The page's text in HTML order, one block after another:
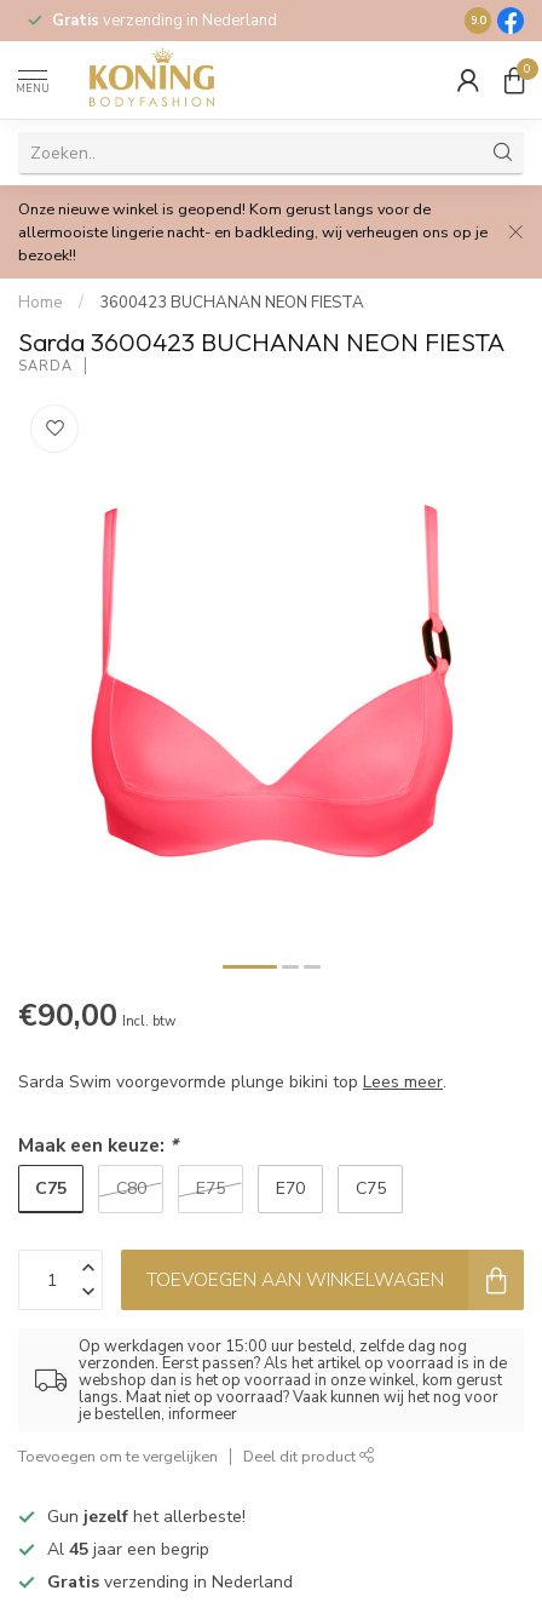
Gratis verzending in Nederland Op
verzonden!
9.0
MENU
0
Onze nieuwe winkel is geopend! Kom gerust langs voor de
allermooiste lingerie nacht- en badkleding, wij verheugen ons op je
bezoek!!
Home / 3600423 BUCHANAN NEON FIESTA
Sarda 3600423 BUCHANAN NEON FIESTA
SARDA
€90,00 Incl. btw
Sarda Swim voorgevormde plunge bikini top Lees meer.
Maak een keuze: *
C75 C80 E75 E70 C75
TOEVOEGEN AAN WINKELWAGEN
Op werkdagen voor 15:00 uur besteld, zelfde dag nog
verzonden. Eerst passen? Als het artikel op voorraad is in de
webshop dan is het op voorraad in onze winkel, kom gerust
langs. Maat niet op voorraad? Vaak kunnen wij het nog voor
je bestellen, informeer
Toevoegen om te vergelijken Deel dit product
Gun jezelf het allerbeste!
Al 45 jaar een begrip
Gratis verzending in Nederland